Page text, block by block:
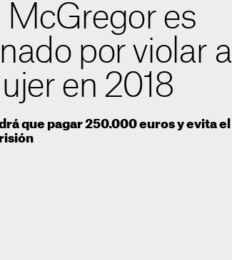
McGregor es
por violar a
en 2018
que pagar 250.000 euros y evita el